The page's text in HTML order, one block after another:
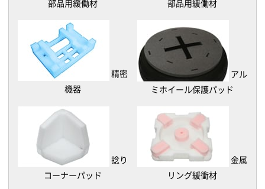
部品用緩働材
部品用緩働材
精密
機器
アル
ミホイール保護パッド
捻り
コーナーパッド
金属
リング緩衝材